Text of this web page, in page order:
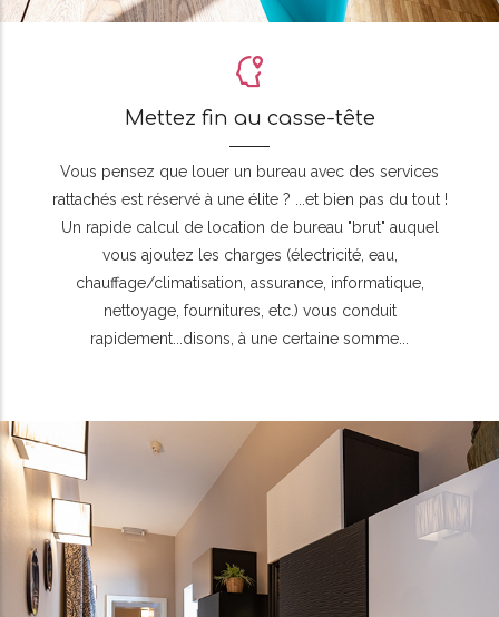
Mettez fin au casse-tête
Vous pensez que louer un bureau avec des services
rattachés est réservé à une élite ? ...et bien pas du tout !
Un rapide calcul de location de bureau "brut" auquel
vous ajoutez les charges (électricité, eau,
chauffage/climatisation, assurance, informatique,
nettoyage, fournitures, etc.) vous conduit
rapidement...disons, à une certaine somme...